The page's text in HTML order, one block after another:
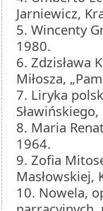
Jarniewicz,
5. Wincenty
1980.
6. Zdzisława
Miłosza,
7. Liryka
8. Maria
1964.
9. Zofia
Masłowskiej,
10. Nowela,